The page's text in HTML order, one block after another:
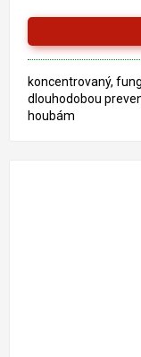
koncentrovaný,
dlouhodobou
houbám